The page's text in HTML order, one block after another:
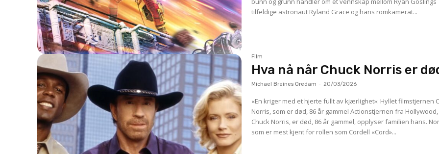
tilfeldige astronaut Ryland Grace og hans romkamerat...
Film
Hva nå når Chuck Norris er
Michael Breines Oredam - 20/03/2026
«En kriger med et hjerte fullt av kjærlighet»: Hyllet filmstjernen
Norris, som er død, 86 år gammel Actionstjernen fra Hollywood,
Chuck Norris, er død, 86 år gammel, opplyser familien hans. Norris,
som er mest kjent for rollen som Cordell «Cord»...